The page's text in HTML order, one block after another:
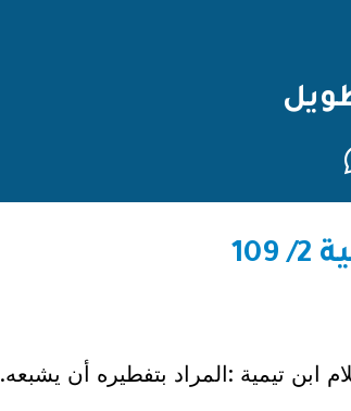
تيمية :المراد بتفطيره أن يشبعه.